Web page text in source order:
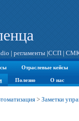
| регламенты |ССП |
Отраслевые кейсы
Полезно О нас
> Заметки